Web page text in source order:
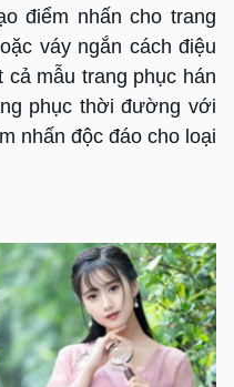
điểm nhấn cho trang
váy ngắn cách điệu
mẫu trang phục hán
phục thời đường với
nhấn độc đáo cho loại